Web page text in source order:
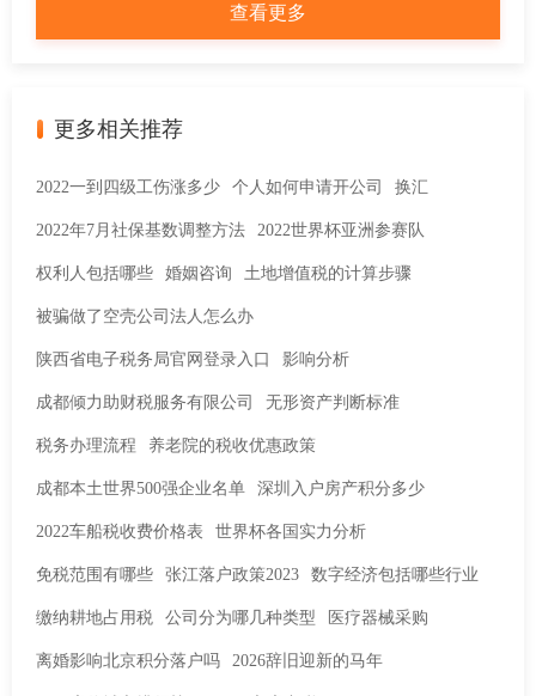
查看更多
更多相关推荐
2022一到四级工伤涨多少 个人如何申请开公司 换汇
2022年7月社保基数调整方法 2022世界杯亚洲参赛队
权利人包括哪些 婚姻咨询 土地增值税的计算步骤
被骗做了空壳公司法人怎么办
陕西省电子税务局官网登录入口 影响分析
成都倾力助财税服务有限公司 无形资产判断标准
税务办理流程 养老院的税收优惠政策
成都本土世界500强企业名单 深圳入户房产积分多少
2022车船税收费价格表 世界杯各国实力分析
免税范围有哪些 张江落户政策2023 数字经济包括哪些行业
缴纳耕地占用税 公司分为哪几种类型 医疗器械采购
离婚影响北京积分落户吗 2026辞旧迎新的马年